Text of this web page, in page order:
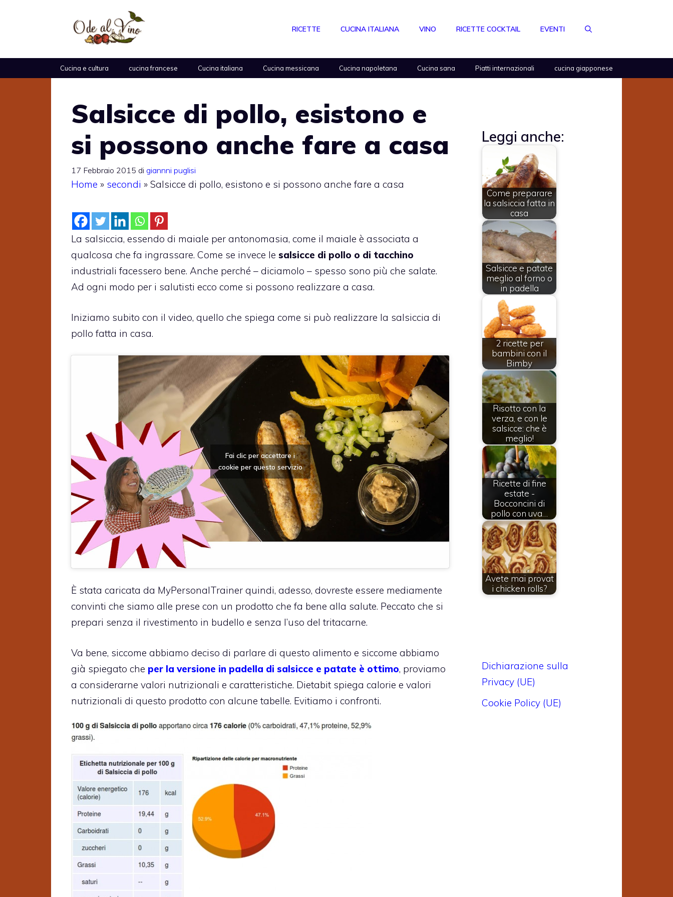
RICETTE CUCINA ITALIANA VINO RICETTE COCKTAIL EVENTI
Cucina e cultura cucina francese Cucina italiana Cucina messicana Cucina napoletana Cucina sana Piatti internazionali cucina giapponese
Salsicce di pollo, esistono e
si possono anche fare a casa
17 Febbraio 2015 di giannni puglisi
Home » secondi » Salsicce di pollo, esistono e si possono anche fare a casa
La salsiccia, essendo di maiale per antonomasia, come il maiale è associata a
qualcosa che fa ingrassare. Come se invece le salsicce di pollo o di tacchino
industriali facessero bene. Anche perché – diciamolo – spesso sono più che salate.
Ad ogni modo per i salutisti ecco come si possono realizzare a casa.
Iniziamo subito con il video, quello che spiega come si può realizzare la salsiccia di
pollo fatta in casa.
Fai clic per accettare i
cookie per questo servizio
È stata caricata da MyPersonalTrainer quindi, adesso, dovreste essere mediamente
convinti che siamo alle prese con un prodotto che fa bene alla salute. Peccato che si
prepari senza il rivestimento in budello e senza l’uso del tritacarne.
Va bene, siccome abbiamo deciso di parlare di questo alimento e siccome abbiamo
già spiegato che per la versione in padella di salsicce e patate è ottimo, proviamo
a considerarne valori nutrizionali e caratteristiche. Dietabit spiega calorie e valori
nutrizionali di questo prodotto con alcune tabelle. Evitiamo i confronti.
Leggi anche:
Come preparare
la salsiccia fatta in
casa
Salsicce e patate
meglio al forno o
in padella
2 ricette per
bambini con il
Bimby
Risotto con la
verza, e con le
salsicce: che è
meglio!
Ricette di fine
estate -
Bocconcini di
pollo con uva…
Avete mai provat
i chicken rolls?
Dichiarazione sulla
Privacy (UE)
Cookie Policy (UE)